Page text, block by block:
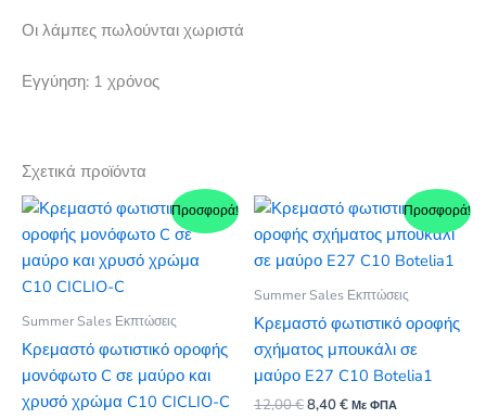
Οι λάμπες πωλούνται χωριστά
Εγγύηση: 1 χρόνος
Σχετικά προϊόντα
Προσφορά!
Summer Sales Εκπτώσεις
Κρεμαστό φωτιστικό οροφής
μονόφωτο C σε μαύρο και
χρυσό χρώμα C10 CICLIO-C
Προσφορά!
Summer Sales Εκπτώσεις
Κρεμαστό φωτιστικό οροφής
σχήματος μπουκάλι σε
μαύρο E27 C10 Botelia1
12,00€Original
8,40€ΗΜε ΦΠΑ